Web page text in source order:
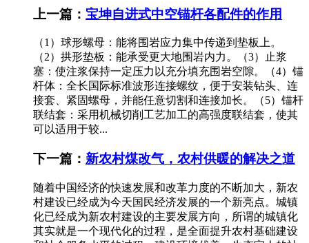
上一篇： 宝坤自进式中空锚杆各配件的作用
（1）球形螺母：能将围岩应力集中传递到垫板上。
（2）拱形垫板：能承受更大地围岩内力。（3）止浆
塞：使注浆保持一定压力以充分填充围岩空隙。（4）锚
杆体：全长国际标准波形连接螺纹，便于安装钻头、连
接套、紧固螺母，并能任意切割和连接加长。（5）锚杆
联结套：采用机械切削工艺加工的高强度联结套，使其
可以适用于较...
下一篇： 新农村煤改气，农村供暖的解决之道
随着中国经济的快速发展和改革力度的不断加大，新农
村建设已经成为今天国民经济发展的一个新亮点。城镇
化已经成为新农村建设的主要发展方向，所谓的城镇化
其实就是一个现代化的过程，是全面提升农村基础建设